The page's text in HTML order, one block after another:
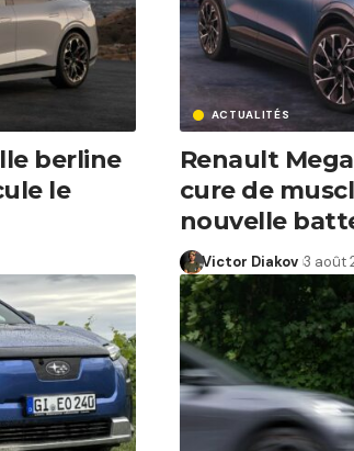
berline
le
ACTUALITÉS
Renault
cure de
nouvelle
Victor Diakov 3 août